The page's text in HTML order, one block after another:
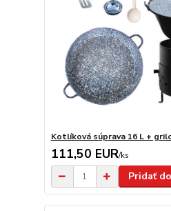
Kotlíková súprava 16 L +
111,50 EUR/ks
Pridať